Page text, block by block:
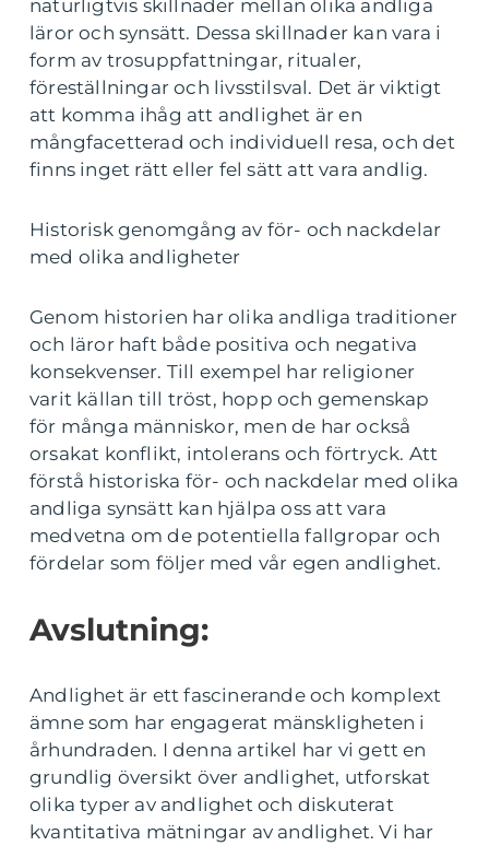
naturligtvis skillnader mellan olika andliga
läror och synsätt. Dessa skillnader kan vara i
form av trosuppfattningar, ritualer,
föreställningar och livsstilsval. Det är viktigt
att komma ihåg att andlighet är en
mångfacetterad och individuell resa, och det
finns inget rätt eller fel sätt att vara andlig.
Historisk genomgång av för- och nackdelar
med olika andligheter
Genom historien har olika andliga traditioner
och läror haft både positiva och negativa
konsekvenser. Till exempel har religioner
varit källan till tröst, hopp och gemenskap
för många människor, men de har också
orsakat konflikt, intolerans och förtryck. Att
förstå historiska för- och nackdelar med olika
andliga synsätt kan hjälpa oss att vara
medvetna om de potentiella fallgropar och
fördelar som följer med vår egen andlighet.
Avslutning:
Andlighet är ett fascinerande och komplext
ämne som har engagerat mänskligheten i
århundraden. I denna artikel har vi gett en
grundlig översikt över andlighet, utforskat
olika typer av andlighet och diskuterat
kvantitativa mätningar av andlighet. Vi har